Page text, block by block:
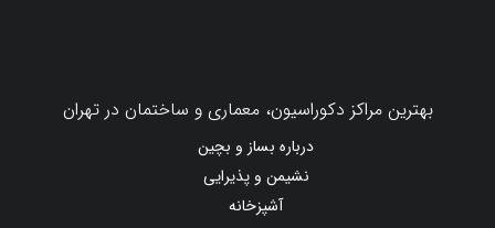
بهترین مراکز دکوراسیون، معماری و ساختمان در تهران
درباره بساز و بچین
نشیمن و پذیرایی
آشپزخانه